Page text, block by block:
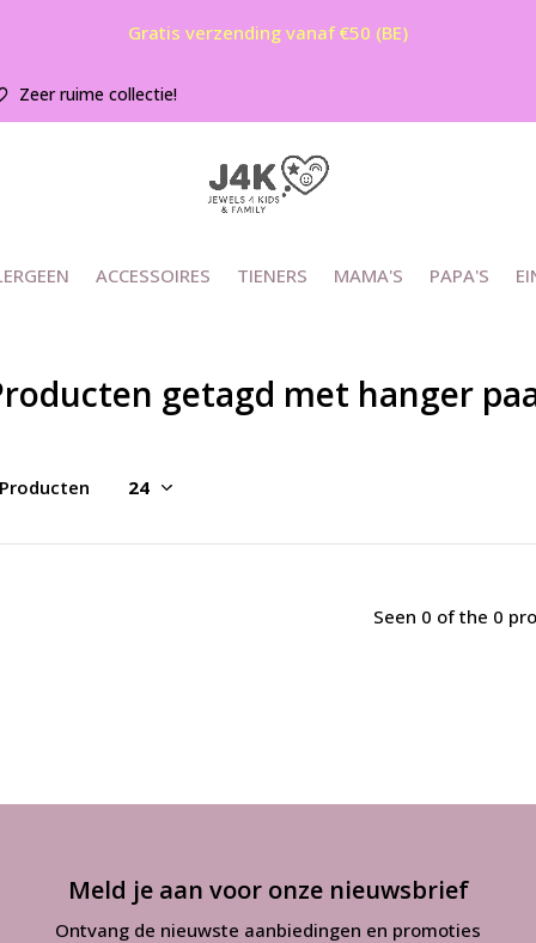
ACCESSOIRES TIENERS MAMA'S PAPA'S
Zeer ruime collectie!
Gratis verzending vanaf €50 (BE)
getagd met hanger
Seen 0 of the 0
Meld je aan voor onze nieuwsbrief
Ontvang de nieuwste aanbiedingen en promoties